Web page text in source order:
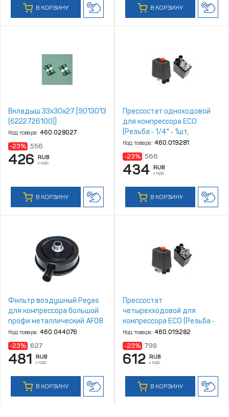
В КОРЗИНУ В КОРЗИНУ
Вкладыш 33х30х27 [9013013
(6222726100)]
Код товара: 460.028027
-23% 556
426 RUB
с НДС
В КОРЗИНУ
Прессостат одноходовой
для компрессора ECO
(Резьба ‑ 1/4" ‑ 1шт,
Давление ВКЛ ‑ 6 бар,
Давление ОТКЛ ‑ 8 бар)
(AES‑114P)
Код товара: 460.019281
-23% 566
434 RUB
с НДС
В КОРЗИНУ
Фильтр воздушный Pegas
для компрессора большой
профи металлический AF08
3/4" 6705
Код товара: 460.044076
-23% 627
481 RUB
с НДС
В КОРЗИНУ
Прессостат
четырехходовой для
компрессора ECO (Резьба ‑
1/4" ‑ 4шт, Давление ВКЛ ‑ 6
бар, Давление ОТКЛ ‑ 8 бар)
(AES‑414P)
Код товара: 460.019282
-23% 798
612 RUB
с НДС
В КОРЗИНУ